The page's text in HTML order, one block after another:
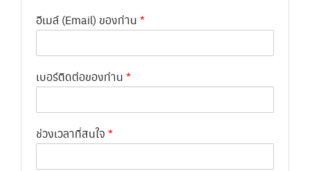
อีเมล์ (Email) ของท่าน *
เบอร์ติดต่อของท่าน *
ช่วงเวลาที่สนใจ *